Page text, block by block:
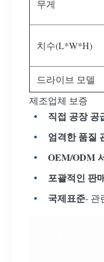
무게
치수(L*W*H)
드라이브 모델
제조업체 보증
직접 공장 공
엄격한 품질
OEM/ODM
포괄적인 판
국제표준- 관